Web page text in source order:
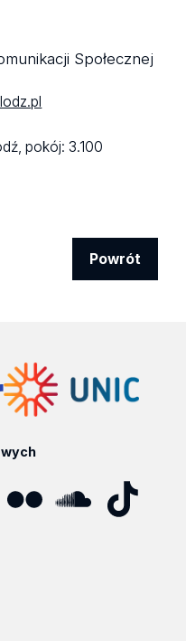
Społecznej
pokój: 3.100
Powrót